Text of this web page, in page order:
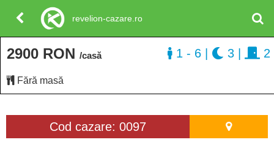
Cod cazare: 0097
2900 RON /casă
Fără masă
1 - 6 3 2
revelion-cazare.ro